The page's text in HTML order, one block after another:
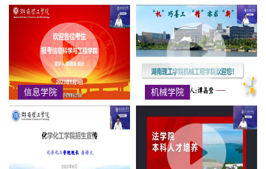
信息学院 机械学院